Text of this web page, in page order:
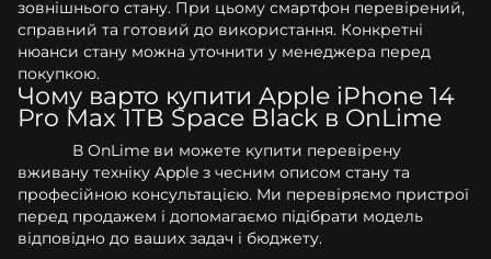
зовнішнього стану. При цьому смартфон перевірений,
справний та готовий до використання. Конкретні
нюанси стану можна уточнити у менеджера перед
покупкою.
Чому варто купити Apple iPhone 14
Pro Max 1TB Space Black в OnLime
В OnLime ви можете купити перевірену
вживану техніку Apple з чесним описом стану та
професійною консультацією. Ми перевіряємо пристрої
перед продажем і допомагаємо підібрати модель
відповідно до ваших задач і бюджету.